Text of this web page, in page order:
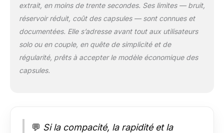
extrait, en moins de trente secondes. Ses limites — bruit,
réservoir réduit, coût des capsules — sont connues et
documentées. Elle s’adresse avant tout aux utilisateurs
solo ou en couple, en quête de simplicité et de
régularité, prêts à accepter le modèle économique des
capsules.
💬 Si la compacité, la rapidité et la